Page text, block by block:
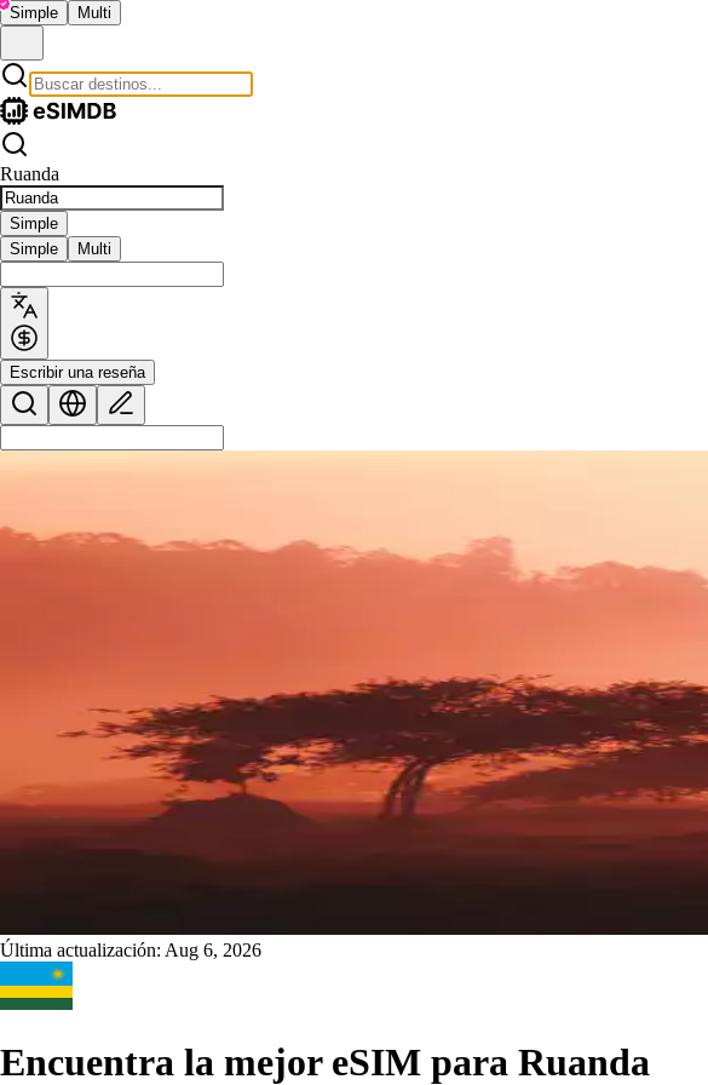
Simple Multi
Ruanda
Simple
Simple
Multi
Escribir una reseña
Última actualización: Aug 6, 2026
Encuentra la mejor eSIM para Ruanda